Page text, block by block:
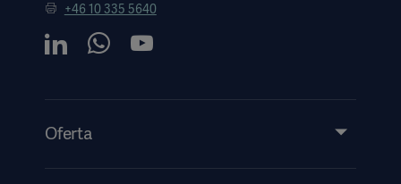
+46 10 335 5640
Oferta